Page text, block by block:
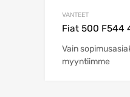
VANTEET
Fiat 500 F544
Vain
myyntiimme